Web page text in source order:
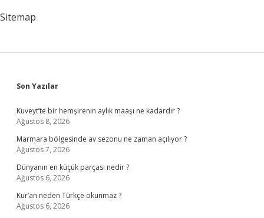
Sitemap
Sidebar
Son Yazılar
Kuveyt’te bir hemşirenin aylık maaşı ne kadardır ?
Ağustos 8, 2026
Marmara bölgesinde av sezonu ne zaman açılıyor ?
Ağustos 7, 2026
Dünyanın en küçük parçası nedir ?
Ağustos 6, 2026
Kur’an neden Türkçe okunmaz ?
Ağustos 6, 2026